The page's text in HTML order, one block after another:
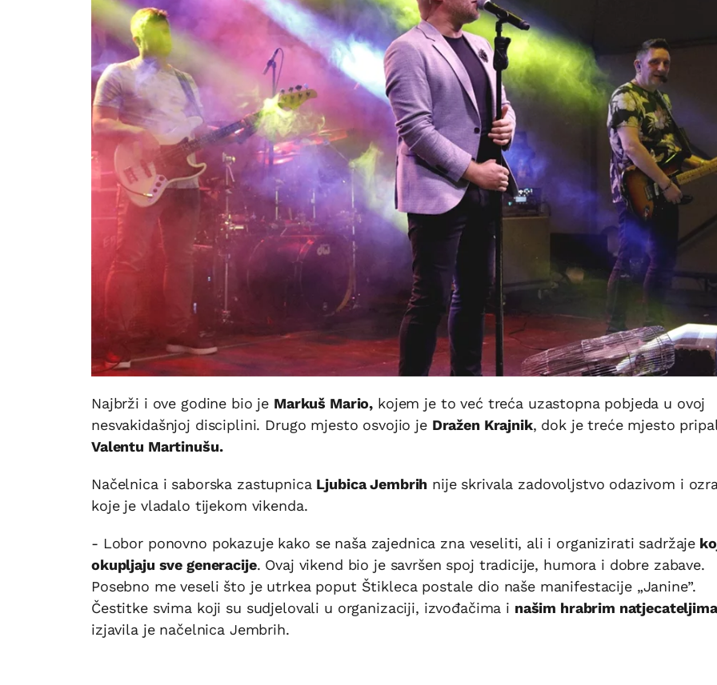
Najbrži i ove godine bio je Markuš Mario, kojem je to već treća uzastopna pobjeda u ovoj
nesvakidašnjoj disciplini. Drugo mjesto osvojio je Dražen Krajnik, dok je treće mjesto
Valentu Martinušu.
Načelnica i saborska zastupnica Ljubica Jembrih nije skrivala zadovoljstvo odazivom i
koje je vladalo tijekom vikenda.
- Lobor ponovno pokazuje kako se naša zajednica zna veseliti, ali i organizirati sadržaje
okupljaju sve generacije. Ovaj vikend bio je savršen spoj tradicije, humora i dobre zabave.
Posebno me veseli što je utrkea poput Štikleca postale dio naše manifestacije „Janine”.
Čestitke svima koji su sudjelovali u organizaciji, izvođačima i našim hrabrim natjecateljima
izjavila je načelnica Jembrih.